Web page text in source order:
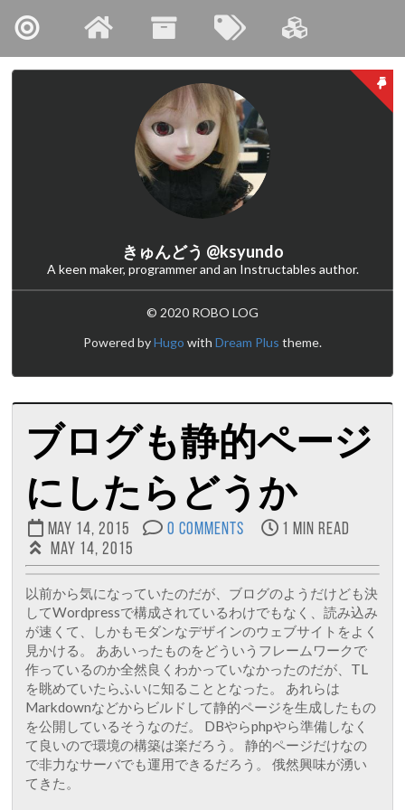
きゅんどう @ksyundo
A keen maker, programmer and an Instructables author.
© 2020 ROBO LOG
Powered byHugo with Dream Plus theme.
ブログも静的ページ
にしたらどうか
May 14, 2015 0 Comments
1 min read
May 14, 2015
以前から気になっていたのだが、ブログのようだけども決
してWordpressで構成されているわけでもなく、読み込み
が速くて、しかもモダンなデザインのウェブサイトをよく
見かける。 ああいったものをどういうフレームワークで
作っているのか全然良くわかっていなかったのだが、TL
を眺めていたらふいに知ることとなった。 あれらは
Markdownなどからビルドして静的ページを生成したもの
を公開しているそうなのだ。 DBやらphpやら準備しなく
て良いので環境の構築は楽だろう。 静的ページだけなの
で非力なサーバでも運用できるだろう。 俄然興味が湧い
てきた。
So, Who Am I?
I’m ksyundo. My Site:
http://syundo.org